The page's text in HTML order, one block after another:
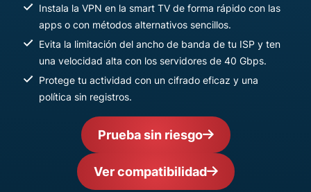
Instala la VPN en la smart TV de forma rápido con las
apps o con métodos alternativos sencillos.
Evita la limitación del ancho de banda de tu ISP y ten
una velocidad alta con los servidores de 40 Gbps.
Protege tu actividad con un cifrado eficaz y una
política sin registros.
Prueba sin riesgo
Ver compatibilidad